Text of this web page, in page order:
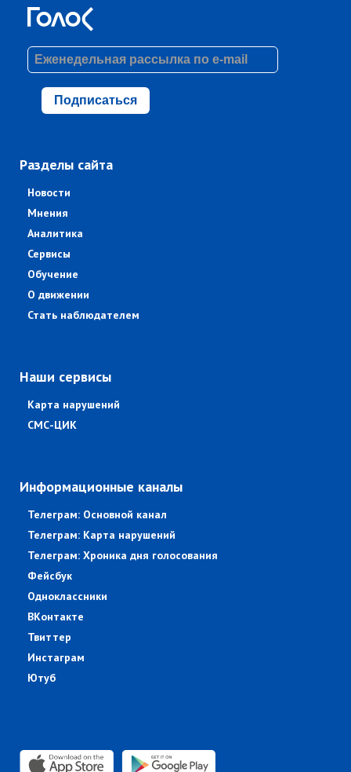
Подписаться
Разделы сайта
Новости
Мнения
Аналитика
Сервисы
Обучение
О движении
Стать наблюдателем
Наши сервисы
Карта нарушений
СМС-ЦИК
Информационные каналы
Телеграм: Основной канал
Телеграм: Карта нарушений
Телеграм: Хроника дня голосования
Фейсбук
Одноклассники
ВКонтакте
Твиттер
Инстаграм
Ютуб